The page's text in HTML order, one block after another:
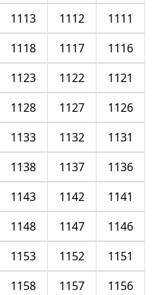
1111
1112
1113
1116
1117
1118
1121
1122
1123
1126
1127
1128
1131
1132
1133
1136
1137
1138
1141
1142
1143
1146
1147
1148
1151
1152
1153
1156
1157
1158